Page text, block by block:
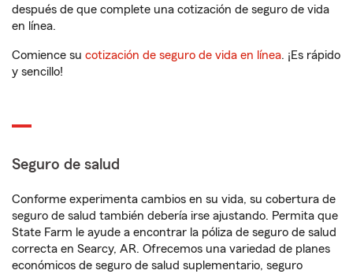
después de que complete una cotización de seguro de vida
en línea.
Comience su cotización de seguro de vida en línea. ¡Es rápido
y sencillo!
Seguro de salud
Conforme experimenta cambios en su vida, su cobertura de
seguro de salud también debería irse ajustando. Permita que
State Farm le ayude a encontrar la póliza de seguro de salud
correcta en Searcy, AR. Ofrecemos una variedad de planes
económicos de seguro de salud suplementario, seguro